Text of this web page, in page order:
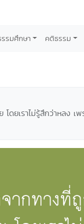
รมศึกษา คติธรรม
ดยเราไม่รู้สึกว่าหลง